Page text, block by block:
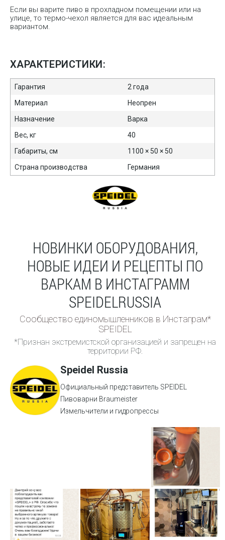
Если вы варите пиво в прохладном помещении или на
улице, то термо-чехол является для вас идеальным
вариантом.
ХАРАКТЕРИСТИКИ:
Гарантия
2 года
Материал
Неопрен
Назначение
Варка
Вес, кг
40
Габариты, см
1100 × 50 × 50
Страна производства
Германия
НОВИНКИ ОБОРУДОВАНИЯ,
НОВЫЕ ИДЕИ И РЕЦЕПТЫ ПО
ВАРКАМ В ИНСТАГРАММ
SPEIDELRUSSIA
Сообщество единомышленников в Инстаграм*
SPEIDEL
*Признан экстремистской организацией и запрещен на
территории РФ.
Speidel Russia
Официальный представитель SPEIDEL
Пивоварни Braumeister
Измельчители и гидропрессы